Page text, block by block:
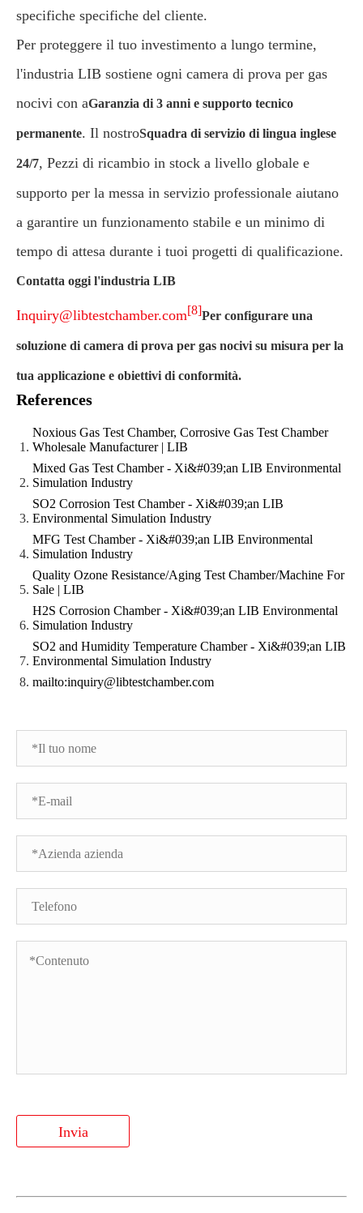
specifiche specifiche del cliente.
Per proteggere il tuo investimento a lungo termine,
l'industria LIB sostiene ogni camera di prova per gas
nocivi con aGaranzia di 3 anni e supporto tecnico
permanente. Il nostroSquadra di servizio di lingua inglese
24/7, Pezzi di ricambio in stock a livello globale e
supporto per la messa in servizio professionale aiutano
a garantire un funzionamento stabile e un minimo di
tempo di attesa durante i tuoi progetti di qualificazione.
Contatta oggi l'industria LIB
Inquiry@libtestchamber.com[8]Per configurare una
soluzione di camera di prova per gas nocivi su misura per la
tua applicazione e obiettivi di conformità.
References
Noxious Gas Test Chamber, Corrosive Gas Test Chamber
Wholesale Manufacturer | LIB
Mixed Gas Test Chamber - Xi&#039;an LIB Environmental
Simulation Industry
SO2 Corrosion Test Chamber - Xi&#039;an LIB
Environmental Simulation Industry
MFG Test Chamber - Xi&#039;an LIB Environmental
Simulation Industry
Quality Ozone Resistance/Aging Test Chamber/Machine For
Sale | LIB
H2S Corrosion Chamber - Xi&#039;an LIB Environmental
Simulation Industry
SO2 and Humidity Temperature Chamber - Xi&#039;an LIB
Environmental Simulation Industry
mailto:inquiry@libtestchamber.com
Invia